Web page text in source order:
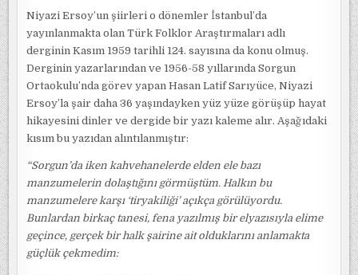
Niyazi Ersoy’un şiirleri o dönemler İstanbul’da
yayınlanmakta olan Türk Folklor Araştırmaları adlı
derginin Kasım 1959 tarihli 124. sayısına da konu olmuş.
Derginin yazarlarından ve 1956-58 yıllarında Sorgun
Ortaokulu’nda görev yapan Hasan Latif Sarıyüce, Niyazi
Ersoy’la şair daha 36 yaşındayken yüz yüze görüşüp hayat
hikayesini dinler ve dergide bir yazı kaleme alır. Aşağıdaki
kısım bu yazıdan alıntılanmıştır:
“Sorgun’da iken kahvehanelerde elden ele bazı
manzumelerin dolaştığını görmüştüm. Halkın bu
manzumelere karşı ‘tiryakiliği’ açıkça görülüyordu.
Bunlardan birkaç tanesi, fena yazılmış bir elyazısıyla elime
geçince, gerçek bir halk şairine ait olduklarını anlamakta
güçlük çekmedim: